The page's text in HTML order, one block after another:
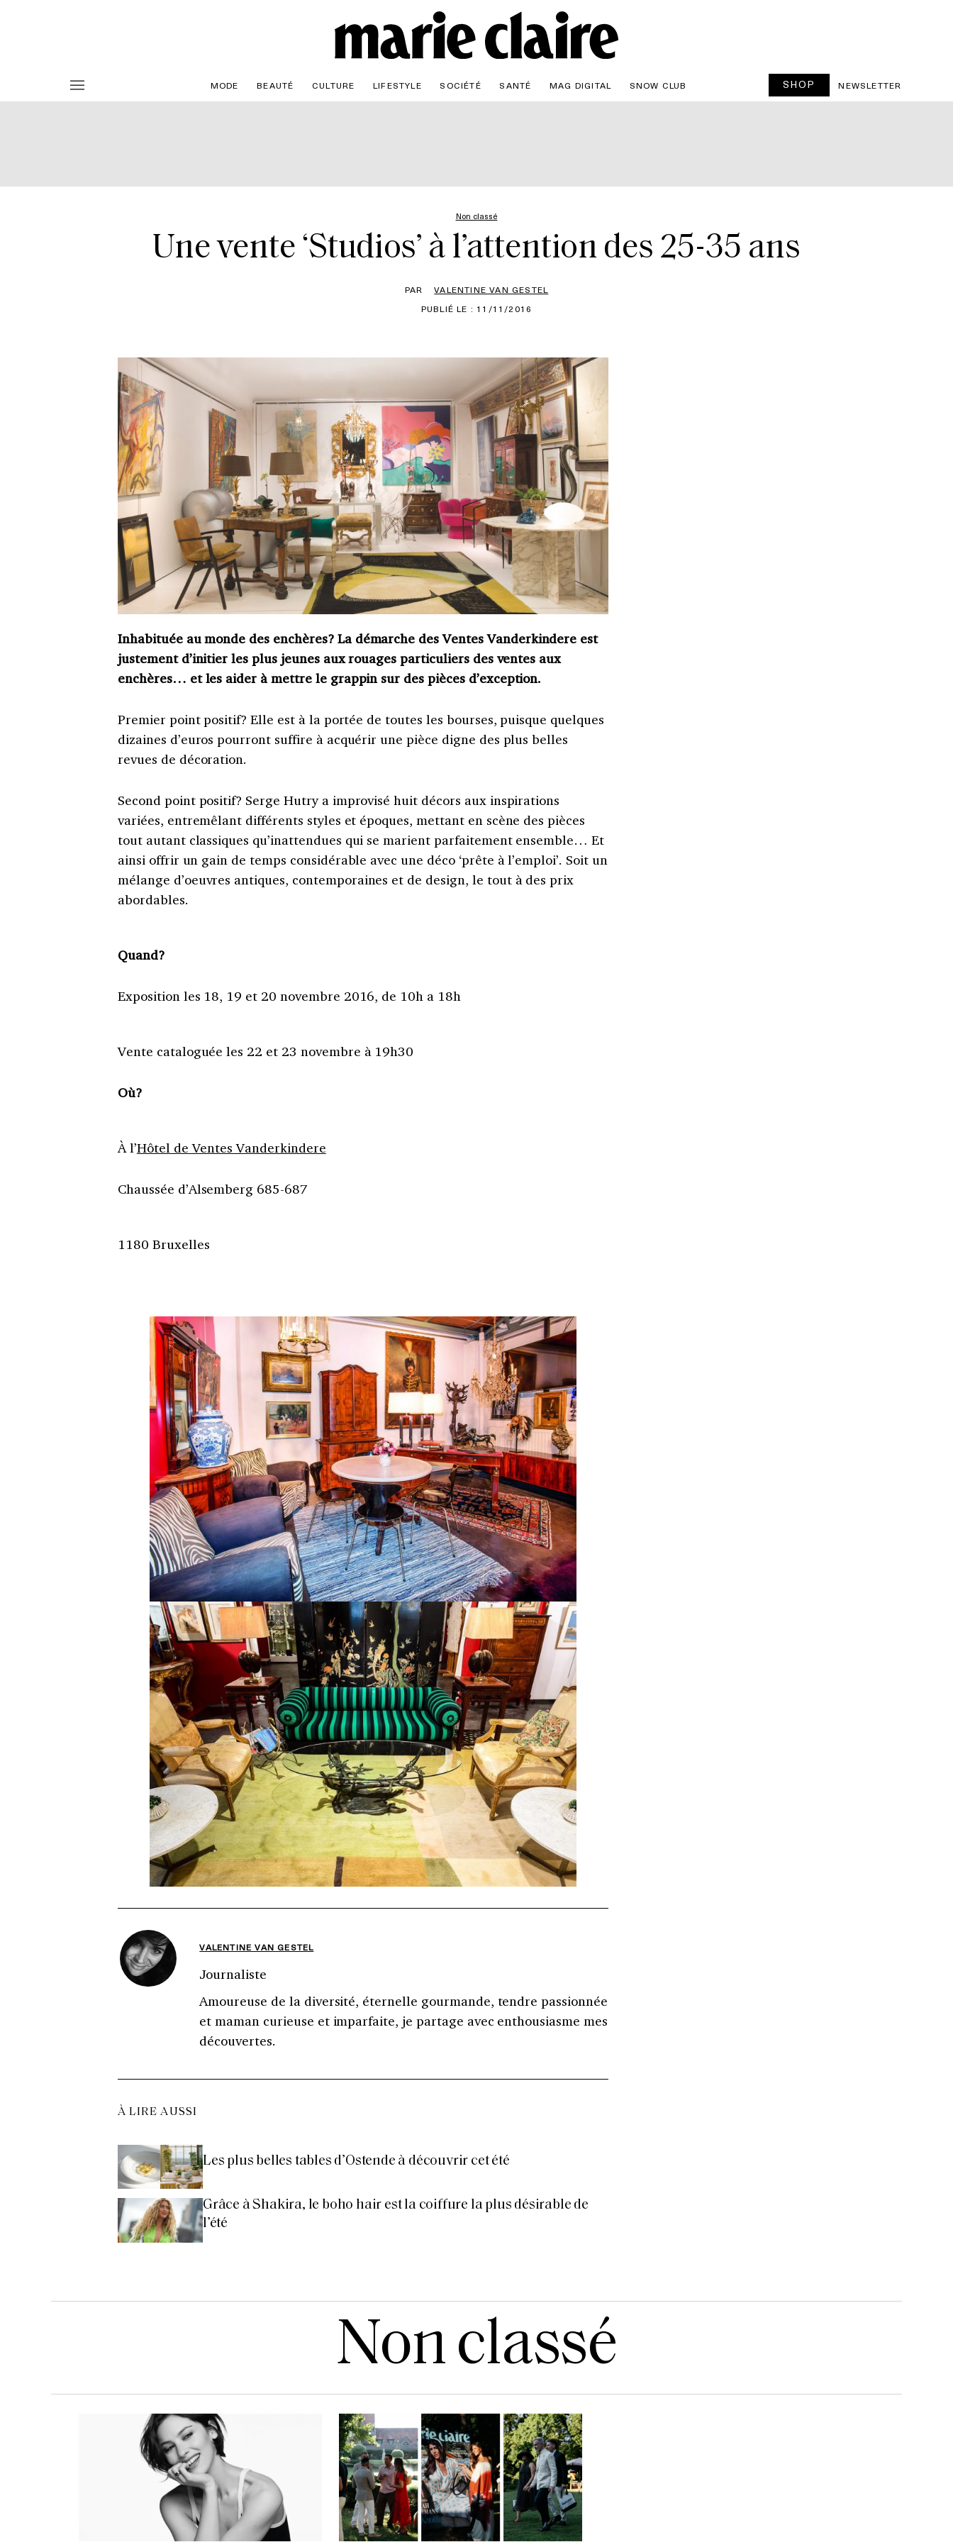
MODE BEAUTÉ CULTURE LIFESTYLE SOCIÉTÉ SANTÉ MAG DIGITAL SNOW CLUB SHOP NEWSLETTER
Non classé
Une vente ‘Studios’ à l’attention des 25-35 ans
PAR
VALENTINE VAN GESTEL
PUBLIÉ LE : 11/11/2016
Inhabituée au monde des enchères? La démarche des Ventes Vanderkindere est
justement d’initier les plus jeunes aux rouages particuliers des ventes aux
enchères… et les aider à mettre le grappin sur des pièces d’exception.
Premier point positif? Elle est à la portée de toutes les bourses, puisque quelques
dizaines d’euros pourront suffire à acquérir une pièce digne des plus belles
revues de décoration.
Second point positif? Serge Hutry a improvisé huit décors aux inspirations
variées, entremêlant différents styles et époques, mettant en scène des pièces
tout autant classiques qu’inattendues qui se marient parfaitement ensemble… Et
ainsi offrir un gain de temps considérable avec une déco ‘prête à l’emploi’. Soit un
mélange d’oeuvres antiques, contemporaines et de design, le tout à des prix
abordables.
Quand?
Exposition les 18, 19 et 20 novembre 2016, de 10h a 18h
Vente cataloguée les 22 et 23 novembre à 19h30
Où?
À l’Hôtel de Ventes Vanderkindere
Chaussée d’Alsemberg 685-687
1180 Bruxelles
VALENTINE VAN GESTEL
Journaliste
Amoureuse de la diversité, éternelle gourmande, tendre passionnée
et maman curieuse et imparfaite, je partage avec enthousiasme mes
découvertes.
À LIRE AUSSI
Les plus belles tables d’Ostende à découvrir cet été
Grâce à Shakira, le boho hair est la coiffure la plus désirable de
l’été
Non classé